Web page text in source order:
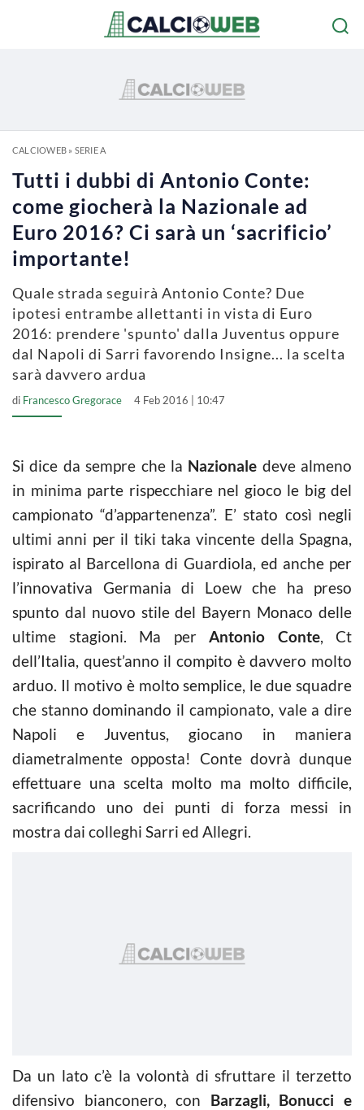
CALCIOWEB» SERIE A
Tutti i dubbi di Antonio Conte:
come giocherà la Nazionale ad
Euro 2016? Ci sarà un ‘sacrificio’
importante!
Quale strada seguirà Antonio Conte? Due
ipotesi entrambe allettanti in vista di Euro
2016: prendere 'spunto' dalla Juventus oppure
dal Napoli di Sarri favorendo Insigne... la scelta
sarà davvero ardua
di Francesco Gregorace 4 Feb 2016 | 10:47
Si dice da sempre che la Nazionale deve almeno
in minima parte rispecchiare nel gioco le big del
campionato “d’appartenenza”. E’ stato così negli
ultimi anni per il tiki taka vincente della Spagna,
ispirato al Barcellona di Guardiola, ed anche per
l’innovativa Germania di Loew che ha preso
spunto dal nuovo stile del Bayern Monaco delle
ultime stagioni. Ma per Antonio Conte, Ct
dell’Italia, quest’anno il compito è davvero molto
arduo. Il motivo è molto semplice, le due squadre
che stanno dominando il campionato, vale a dire
Napoli e Juventus, giocano in maniera
diametralmente opposta! Conte dovrà dunque
effettuare una scelta molto ma molto difficile,
sacrificando uno dei punti di forza messi in
mostra dai colleghi Sarri ed Allegri.
Da un lato c’è la volontà di sfruttare il terzetto
difensivo bianconero, con Barzagli, Bonucci e